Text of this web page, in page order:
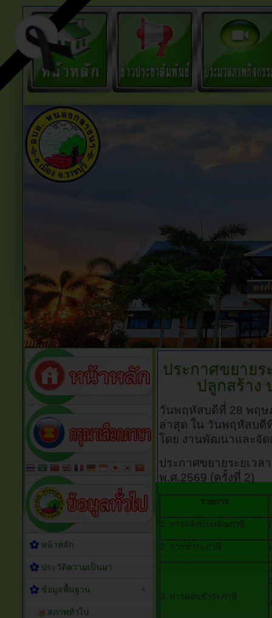
ประกาศขยายร
ปลูกสร้าง
วันพฤหัสบดีที่ 28 พฤษ
ล่าสุด ใน วันพฤหัสบดี
โดย งานพัฒนาและจัด
ประกาศขยายระยเว
พ.ศ.2569 (ครั้งที่ 2)
รายการ
1. การแจ้งประเมินภาษี
2. การชำระภาษี
3. การผ่อนชำระภาษี
หน้าหลัก
ประวัติความเป็นมา
ข้อมูลพื้นฐาน
สภาพทั่วไป